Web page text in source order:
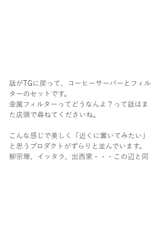
話がTGに戻って、コーヒーサーバーとフィル
ターのセットです。
金属フィルターってどうなんよ？って話はま
た店頭で尋ねてくださいね。
こんな感じで美しく「近くに置いてみたい」
と思うプロダクトがずらりと並んでいます。
柳宗理、イッタラ、出西窯・・・この辺と同